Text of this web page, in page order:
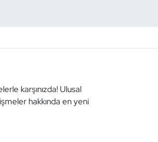
karşınızda! Ulusal
hakkında en yeni